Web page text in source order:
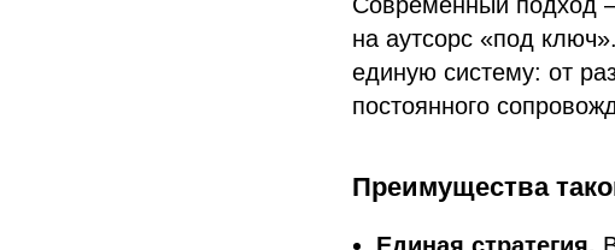
на аутсорс «под
единую систему: от
постоянного
Преимущества